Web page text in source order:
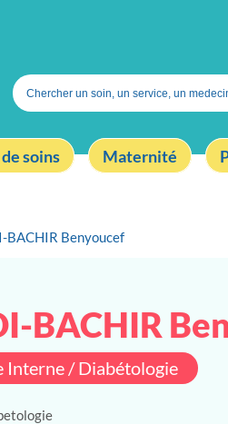
Search
for:
soins Maternité
BACHIR Benyoucef
BACHIR
Interne / Diabétologie